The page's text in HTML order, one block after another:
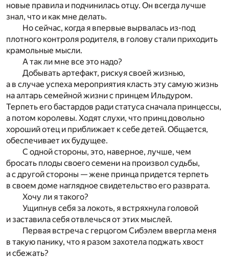
новые правила и подчинилась отцу. Он всегда лучше
знал, что и как мне делать.
Но сейчас, когда я впервые вырвалась из-под
плотного контроля родителя, в голову стали приходить
крамольные мысли.
А так ли мне все это надо?
Добывать артефакт, рискуя своей жизнью,
а в случае успеха мероприятия класть эту самую жизнь
на алтарь семейной жизни с принцем Ильдуром.
Терпеть его бастардов ради статуса сначала принцессы,
а потом королевы. Ходят слухи, что принц довольно
хороший отец и приближает к себе детей. Общается,
обеспечивает их будущее.
С одной стороны, это, наверное, лучше, чем
бросать плоды своего семени на произвол судьбы,
а с другой стороны — жене принца придется терпеть
в своем доме наглядное свидетельство его разврата.
Хочу ли я такого?
Ущипнув себя за локоть, я встряхнула головой
и заставила себя отвлечься от этих мыслей.
Первая встреча с герцогом Сибэлем ввергла меня
в такую панику, что я разом захотела поджать хвост
и сбежать?